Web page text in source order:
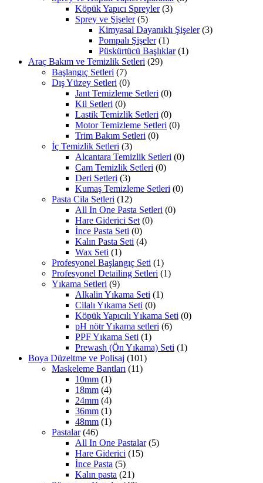
Köpük Yapıcı Spreyler (3)
Sprey ve Şişeler (5)
Kimyasal Dayanıklı Şişeler (3)
Pompalı Şişeler (1)
Püskürtücü Başlıklar (1)
Araç Bakım ve Temizlik Setleri (29)
Başlangıç Setleri (7)
Dış Yüzey Setleri (0)
Jant Temizleme Setleri (0)
Kil Setleri (0)
Lastik Temizlik Setleri (0)
Motor Temizleme Setleri (0)
Trim Bakım Setleri (0)
İç Temizlik Setleri (3)
Alcantara Temizlik Setleri (0)
Cam Temizlik Setleri (0)
Deri Setleri (3)
Kumaş Temizleme Setleri (0)
Pasta Cila Setleri (12)
All In One Pasta Setleri (0)
Hare Giderici Set (0)
İnce Pasta Seti (0)
Kalın Pasta Seti (4)
Wax Seti (1)
Profesyonel Başlangıç Seti (1)
Profesyonel Detailing Setleri (1)
Yıkama Setleri (9)
Alkalin Yıkama Seti (1)
Cilalı Yıkama Seti (0)
Köpük Yapıcılı Yıkama Seti (0)
pH nötr Yıkama setleri (6)
PPF Yıkama Seti (1)
Prewash (Ön Yıkama) Seti (1)
Boya Düzeltme ve Polisaj (101)
Maskeleme Bantları (11)
10mm (1)
18mm (4)
24mm (4)
36mm (1)
48mm (1)
Pastalar (46)
All In One Pastalar (5)
Hare Giderici (15)
İnce Pasta (5)
Kalın pasta (21)